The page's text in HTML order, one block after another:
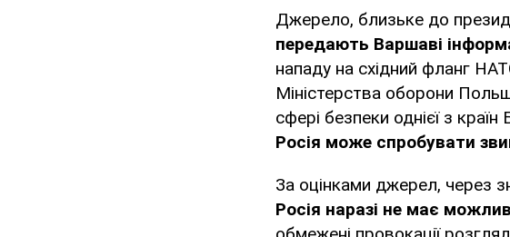
Джерело, близьке до
передають Варшаві
нападу на східний фланг
Міністерства оборони
сфері безпеки однієї з
Росія може спробувати
За оцінками джерел, через
Росія наразі не має